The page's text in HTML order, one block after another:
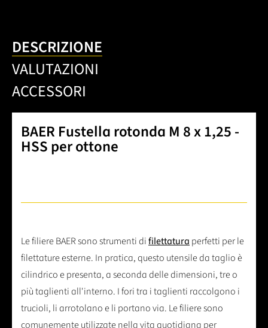
DESCRIZIONE
VALUTAZIONI
ACCESSORI
BAER Fustella rotonda M 8 x 1,25 -
HSS per ottone
Le filiere BAER sono strumenti difilettatura perfetti per le
filettature esterne. In pratica, questo utensile da taglio è
cilindrico e presenta, a seconda delle dimensioni, tre o
più taglienti all'interno. I fori tra i taglienti raccolgono i
trucioli, li arrotolano e li portano via. Le filiere sono
comunemente utilizzate nella vita quotidiana per